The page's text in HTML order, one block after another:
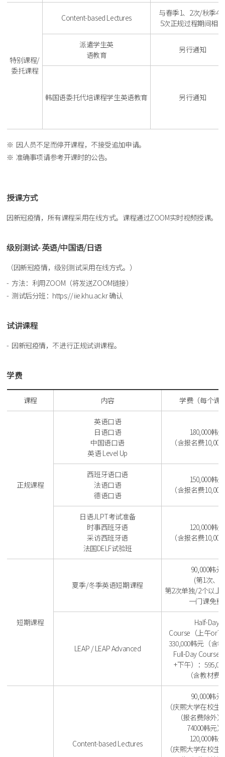
特别课程/
委托课程
Content-based Lectures
与春季1、2次/秋季4
5次正规过程期间相同
派遣学生英
语教育
另行通知
韩国语委托代培课程学生英语教育 另行通知
因人员不足而停开课程，不接受追加申请。
准确事项请参考开课时的公告。
授课方式
因新冠疫情，所有课程采用在线方式。课程通过ZOOM实时视频授课。
级别测试- 英语/中国语/日语
（因新冠疫情，级别测试采用在线方式。）
方法：利用ZOOM（将发送ZOOM链接）
测试后分班： https://iie.khu.ac.kr确认
试讲课程
因新冠疫情，不进行正规试讲课程。
学费
课程 内容 学费（每个课
正规课程
英语口语
日语口语
中国语口语
英语 Level Up
180,000韩元
（含报名费
西班牙语口语
法语口语
德语口语
150,000韩元
（含报名费
日语JLPT考试准备
时事西班牙语
采访西班牙语
法国DELF试验班
120,000韩元
（含报名费
短期课程
夏季/冬季英语短期课程
90,000韩元
(第1次、
第2次单独/2个以上
一门课免费)
LEAP / LEAP Advanced
Half-Day
Course（上午or
330,000韩元（含
Full-Day Course
+下午）：
（含教材费
Content-based Lectures
90,000韩元
（庆熙大学在校生
（报名费除外
74000韩元
120,000韩元
（庆熙大学在校生